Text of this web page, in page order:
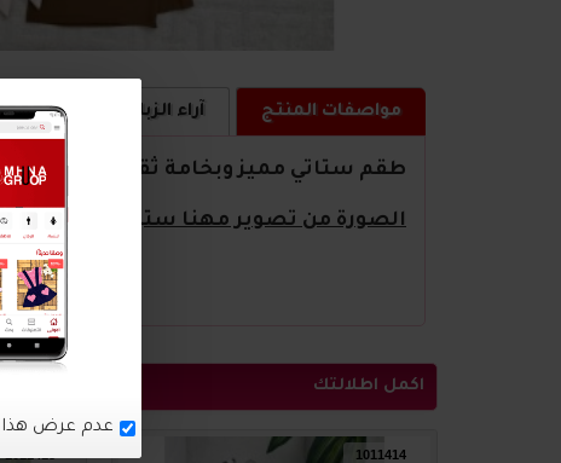
مواصفات المنتج آراء الزبائن كيف
طقم ستاتي مميز وبخامة ثقيلة
الصورة من تصوير مهنا ستور
اكمل اطلالتك
1011414